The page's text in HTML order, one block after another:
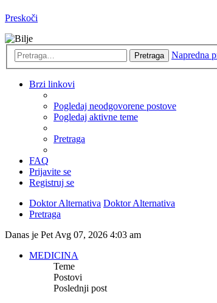
Preskoči
Pretraga Napredna
Brzi linkovi
Pogledaj neodgovorene postove
Pogledaj aktivne teme
Pretraga
FAQ
Prijavite se
Registruj se
Doktor Alternativa Doktor Alternativa
Pretraga
Danas je Pet Avg 07, 2026 4:03 am
MEDICINA
Teme
Postovi
Poslednji post